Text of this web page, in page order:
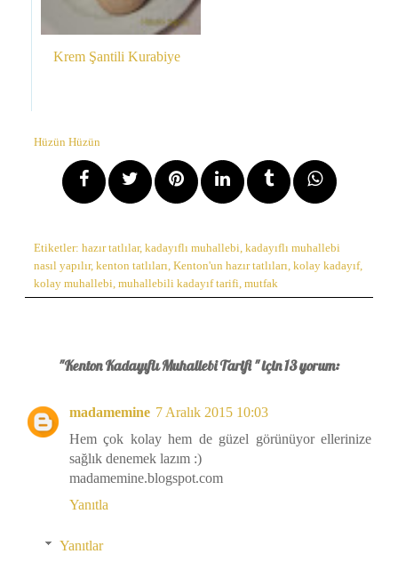
Krem Şantili Kurabiye
Hüzün Hüzün
Etiketler: hazır tatlılar, kadayıflı muhallebi kadayıflı muhallebi
nasıl yapılır, kenton tatlıları Kenton'un hazır tatlıları kolay kadayıf,
kolay muhallebi muhallebili kadayıf tarifi mutfak
"Kenton Kadayıflı Muhallebi Tarifi " için 13 yorum:
madamemine 7 Aralık 2015 10:03
Hem çok kolay hem de güzel görünüyor ellerinize
sağlık denemek lazım :)
madamemine.blogspot.com
Yanıtla
Yanıtlar